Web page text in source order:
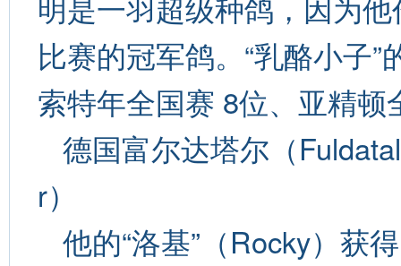
明是一羽超级种鸽，因为
比赛的冠军鸽。“乳酪小子”
索特年全国赛 8位、亚精
德国富尔达塔尔（
r）
他的“洛基”（Rocky）获